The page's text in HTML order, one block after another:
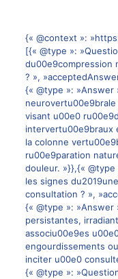
{« @context »:
[{« @type »:
du00e9compression
? »,
{« @type »: »Answer
visant u00e0
intervertu00e9braux
la colonne
ru00e9paration
douleur. »}},{«
les signes
consultation ? »,
{« @type »:
persistantes,
associu00e9es
engourdissements
inciter u00e0
{« @type »: